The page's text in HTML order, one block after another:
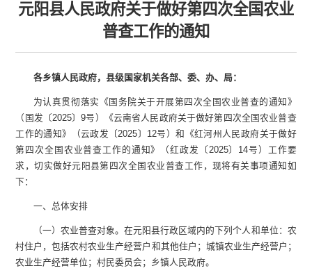
元阳县人民政府关于做好第四次全国农业
普查工作的通知
各乡镇人民政府，县级国家机关各部、委、办、局：
为认真贯彻落实《国务院关于开展第四次全国农业普查的通知》
（国发〔2025〕9号）《云南省人民政府关于做好第四次全国农业普查
工作的通知》（云政发〔2025〕12号）和《红河州人民政府关于做好
第四次全国农业普查工作的通知》（红政发〔2025〕14号）工作要
求，切实做好元阳县第四次全国农业普查工作，现将有关事项通知如
下：
一、总体安排
（一）农业普查对象。在元阳县行政区域内的下列个人和单位：农
村住户，包括农村农业生产经营户和其他住户；城镇农业生产经营户；
农业生产经营单位；村民委员会；乡镇人民政府。